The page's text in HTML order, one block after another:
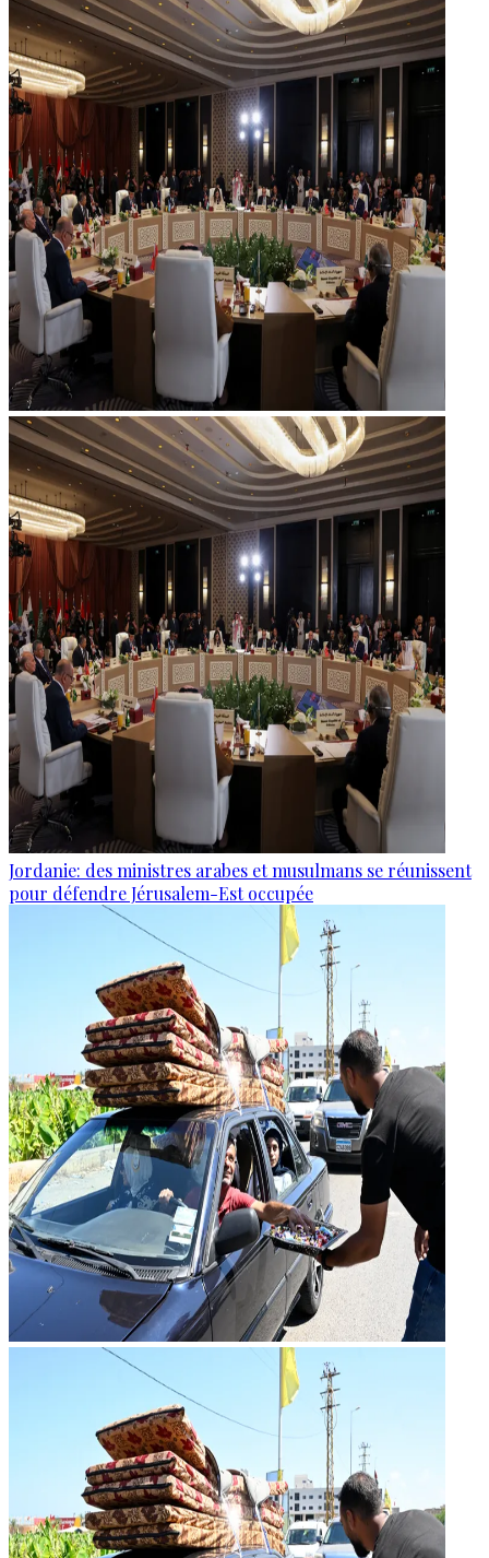
Jordanie: des ministres arabes et musulmans se réunissent
pour défendre Jérusalem-Est occupée